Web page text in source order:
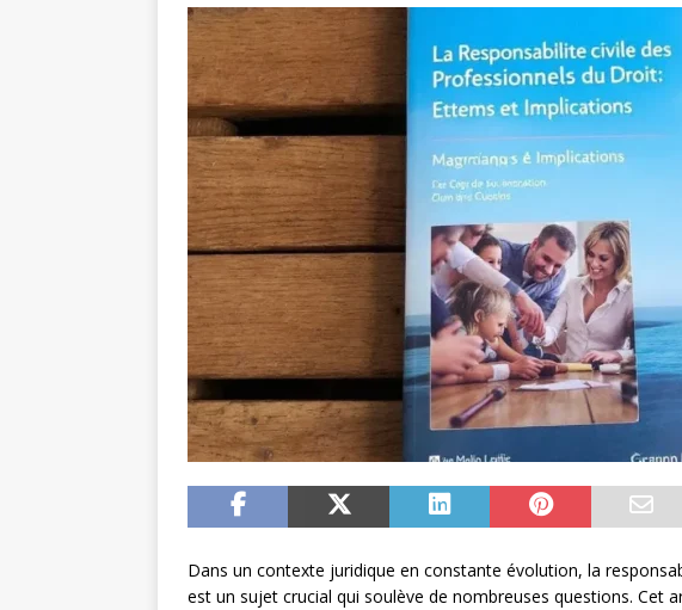
Dans un contexte juridique en constante évolution, la
est un sujet crucial qui soulève de nombreuses questions. Cet